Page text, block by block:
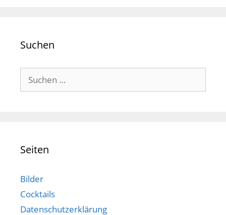
Suchen
Suchen
nach:
Seiten
Bilder
Cocktails
Datenschutzerklärung